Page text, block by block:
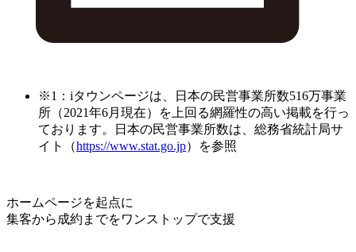
※1：iタウンページは、日本の民営事業所数516万事業
所（2021年6月現在）を上回る網羅性の高い掲載を行っ
ております。日本の民営事業所数は、総務省統計局サ
イト（https://www.stat.go.jp）を参照
ホームページを起点に
集客から成約までをワンストップで支援